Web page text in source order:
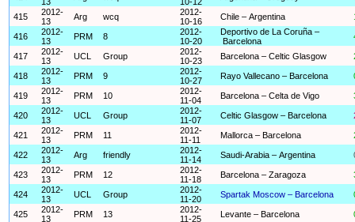
415
2012-
13
Arg wcq
2012-
10-16
Chile – Argentina
416
2012-
13
PRM 8
2012-
10-20
Deportivo de La Coruña –
Barcelona
417
2012-
13
UCL Group
2012-
10-23
Barcelona – Celtic Glasgow
418
2012-
13
PRM 9
2012-
10-27
Rayo Vallecano – Barcelona
419
2012-
13
PRM 10
2012-
11-04
Barcelona – Celta de Vigo
420
2012-
13
UCL Group
2012-
11-07
Celtic Glasgow – Barcelona
421
2012-
13
PRM 11
2012-
11-11
Mallorca – Barcelona
422
2012-
13
Arg friendly
2012-
11-14
Saudi-Arabia – Argentina
423
2012-
13
PRM 12
2012-
11-18
Barcelona – Zaragoza
424
2012-
13
UCL Group
2012-
11-20
Spartak Moscow – Barcelona
425
2012-
13
PRM 13
2012-
11-25
Levante – Barcelona